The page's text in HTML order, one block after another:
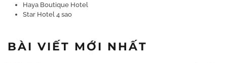
Haya Boutique Hotel
Star Hotel 4 sao
BÀI VIẾT MỚI NHẤT